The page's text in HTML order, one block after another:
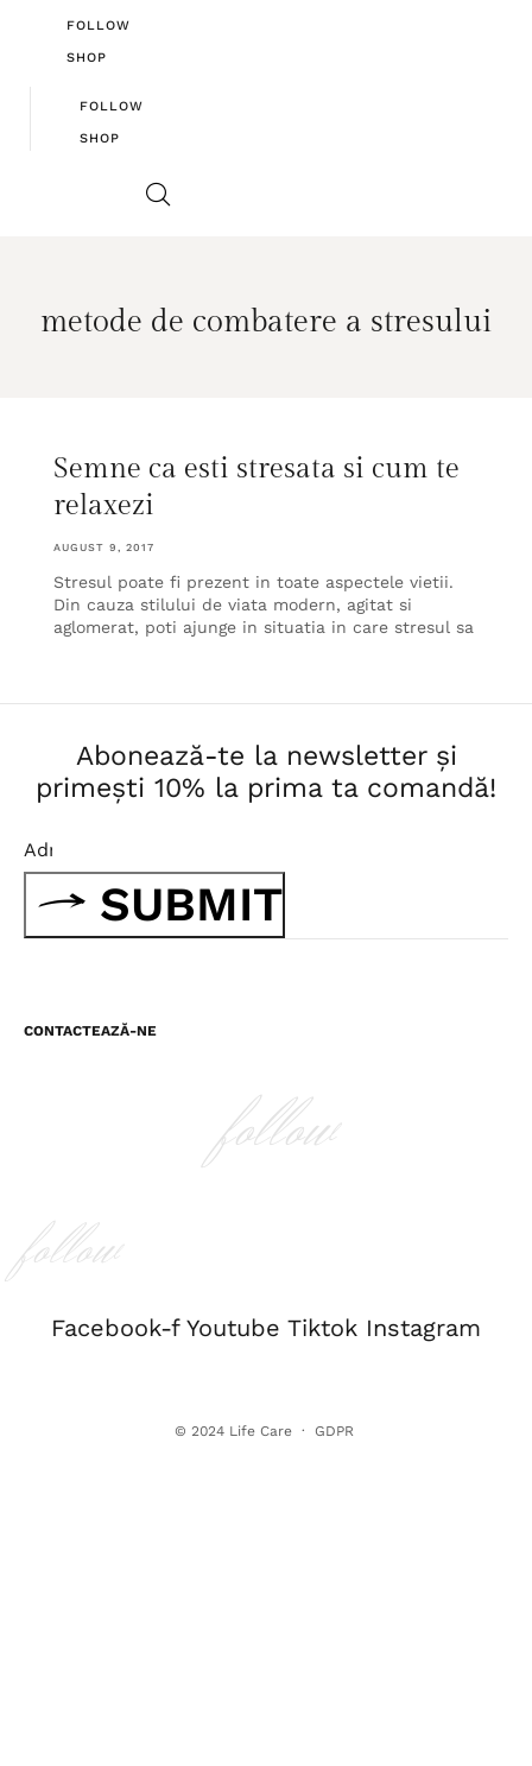
FOLLOW
SHOP
FOLLOW
SHOP
metode de combatere a stresului
Semne ca esti stresata si cum te
relaxezi
AUGUST 9, 2017
Stresul poate fi prezent in toate aspectele vietii.
Din cauza stilului de viata modern, agitat si
aglomerat, poti ajunge in situatia in care stresul sa
Abonează-te la newsletter și
primești 10% la prima ta comandă!
SUBMIT
CONTACTEAZĂ-NE
follow
follow
Facebook-f Youtube Tiktok Instagram
© 2024 Life Care· GDPR